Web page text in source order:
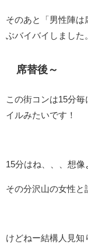
そのあと「男性陣は
ぶバイバイしました
席替後～
この街コンは15分
イルみたいです！
15分はね、、、想
その分沢山の女性と
けどねー結構人見知